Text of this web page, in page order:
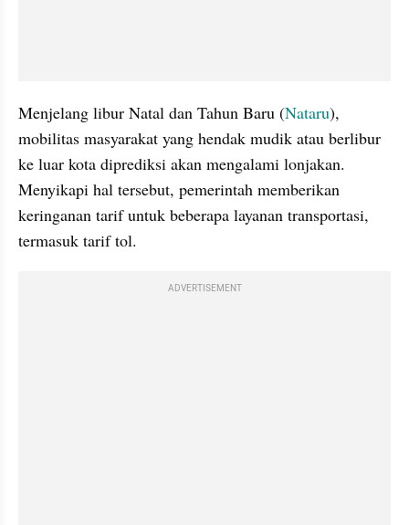
Menjelang libur Natal dan Tahun Baru (Nataru),
mobilitas masyarakat yang hendak mudik atau berlibur
ke luar kota diprediksi akan mengalami lonjakan.
Menyikapi hal tersebut, pemerintah memberikan
keringanan tarif untuk beberapa layanan transportasi,
termasuk tarif tol.
ADVERTISEMENT